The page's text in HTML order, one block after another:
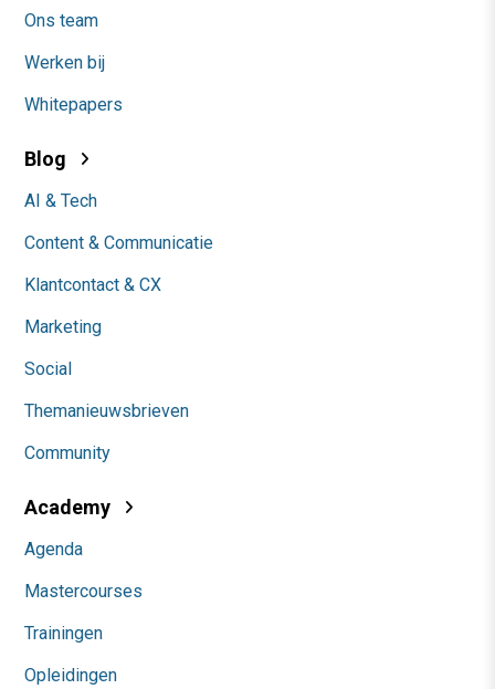
Ons team
Werken bij
Whitepapers
Blog
AI & Tech
Content & Communicatie
Klantcontact & CX
Marketing
Social
Themanieuwsbrieven
Community
Academy
Agenda
Mastercourses
Trainingen
Opleidingen